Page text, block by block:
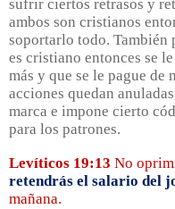
sufrir ciertos retrasos y
ambos son cristianos
soportarlo todo. También
es cristiano entonces se
más y que se le pague de
acciones quedan
marca e impone cierto
para los patrones.
Levíticos 19:13 No
retendrás el salario del
mañana.